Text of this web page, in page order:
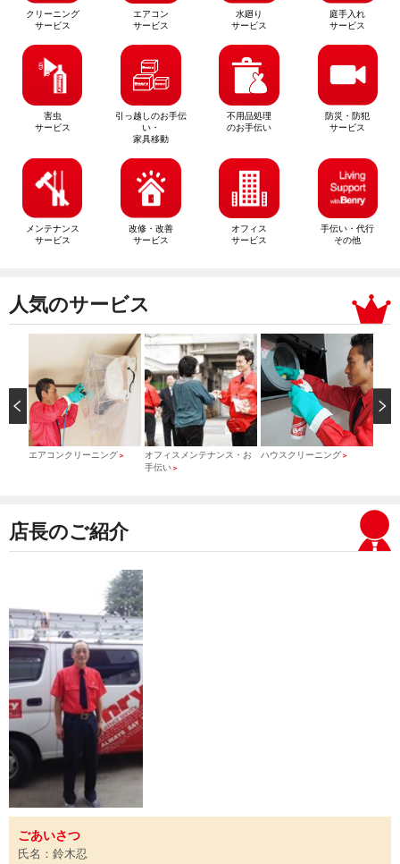
クリーニング
サービス
エアコン
サービス
水廻り
サービス
庭手入れ
サービス
害虫
サービス
引っ越しのお手伝
い・
家具移動
不用品処理
のお手伝い
防災・防犯
サービス
メンテナンス
サービス
改修・改善
サービス
オフィス
サービス
手伝い・代行
その他
人気のサービス
エアコンクリーニング ＞
オフィスメンテナンス・お
手伝い ＞
ハウスクリーニング ＞
店長のご紹介
ごあいさつ
氏名：鈴木忍